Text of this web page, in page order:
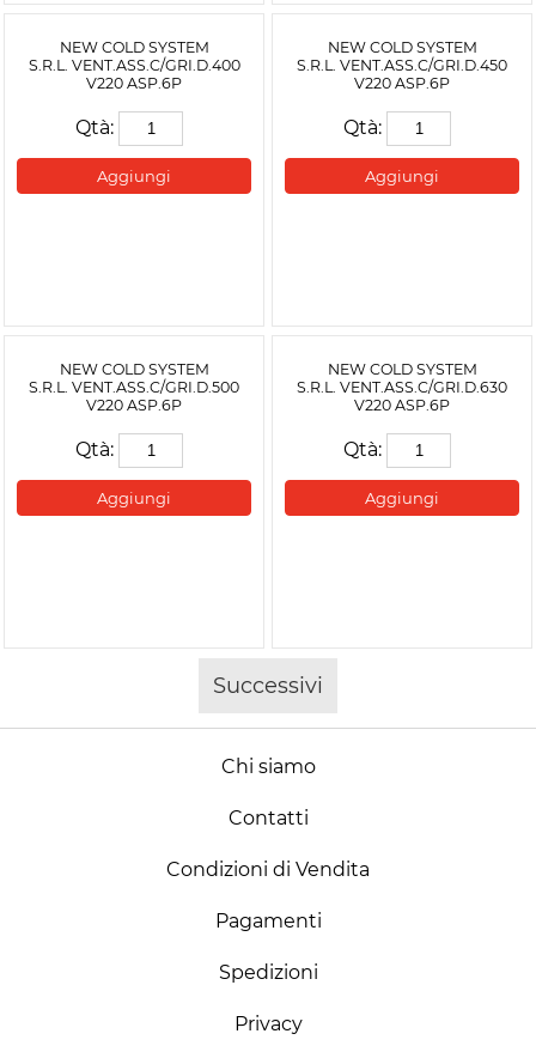
NEW COLD SYSTEM
S.R.L. VENT.ASS.C/GRI.D.400
V220 ASP.6P
Qtà:
Aggiungi
NEW COLD SYSTEM
S.R.L. VENT.ASS.C/GRI.D.450
V220 ASP.6P
Qtà:
Aggiungi
NEW COLD SYSTEM
S.R.L. VENT.ASS.C/GRI.D.500
V220 ASP.6P
Qtà:
Aggiungi
NEW COLD SYSTEM
S.R.L. VENT.ASS.C/GRI.D.630
V220 ASP.6P
Qtà:
Aggiungi
Successivi
Chi siamo
Contatti
Condizioni di Vendita
Pagamenti
Spedizioni
Privacy